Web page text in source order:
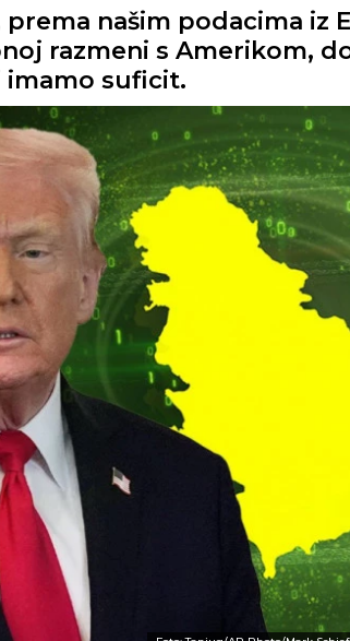
prema našim podacima iz
razmeni s Amerikom,
imamo suficit.